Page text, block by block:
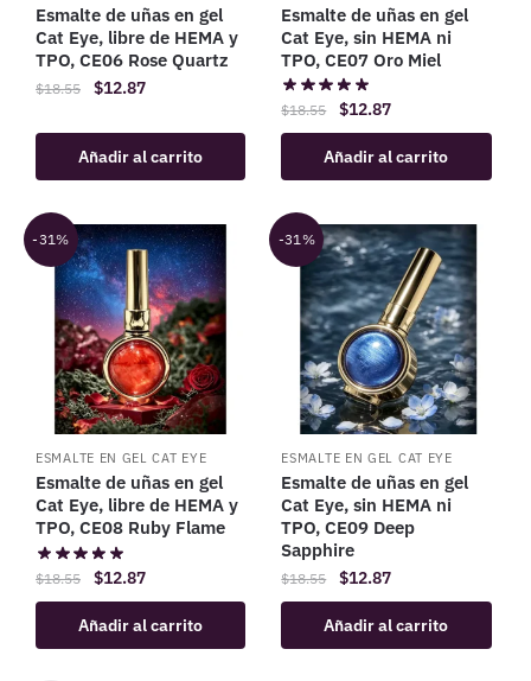
Esmalte de uñas en gel
Cat Eye, libre de HEMA y
TPO, CE06 Rose Quartz
$18.55 $12.87
Añadir al carrito
Esmalte de uñas en gel
Cat Eye, sin HEMA ni
TPO, CE07 Oro Miel
$18.55 $12.87
Añadir al carrito
-31%
ESMALTE EN GEL CAT EYE
Esmalte de uñas en gel
Cat Eye, libre de HEMA y
TPO, CE08 Ruby Flame
$18.55 $12.87
Añadir al carrito
-31%
ESMALTE EN GEL CAT EYE
Esmalte de uñas en gel
Cat Eye, sin HEMA ni
TPO, CE09 Deep
Sapphire
$18.55 $12.87
Añadir al carrito